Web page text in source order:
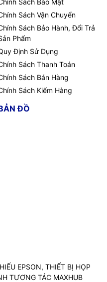
Sách Vận Chuyển
Sách Bảo Hành, Đổi Trả
Phẩm
Định Sử Dụng
Sách Thanh Toán
Sách Bán Hàng
Sách Kiểm Hàng
ĐỒ
EPSON, THIẾT BỊ HỌP
TƯƠNG TÁC MAXHUB